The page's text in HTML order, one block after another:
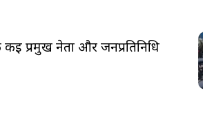
कई प्रमुख नेता और जनप्रतिनिधि